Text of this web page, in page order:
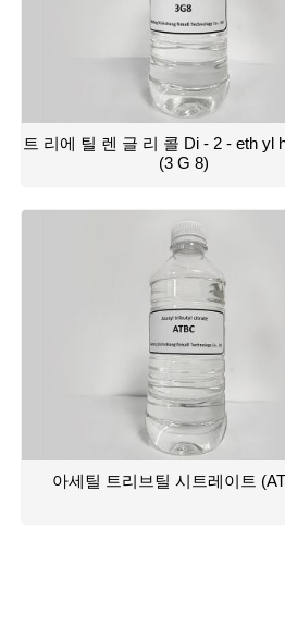
트 리에 틸 렌 글 리 콜 Di - 2 - eth yl
(3 G 8)
아세틸 트리브틸 시트레이트